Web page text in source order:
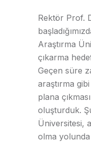
Rektör Prof.
Araştırma
çıkarma
Geçen süre
araştırma
plana
oluşturduk.
Üniversitesi,
olma yolunda